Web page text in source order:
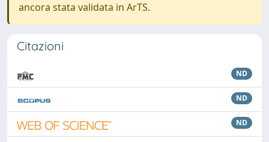
ancora stata validata in ArTS.
Citazioni
ND
ND
ND